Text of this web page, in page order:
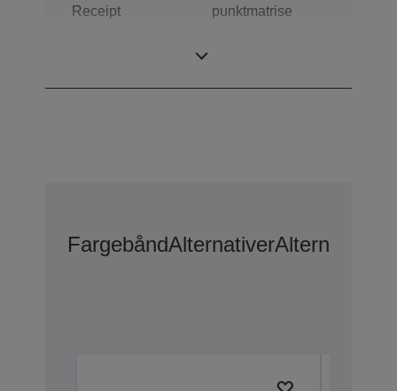
Receipt
punktmatrise
FargebåndAlternativerAlternativer